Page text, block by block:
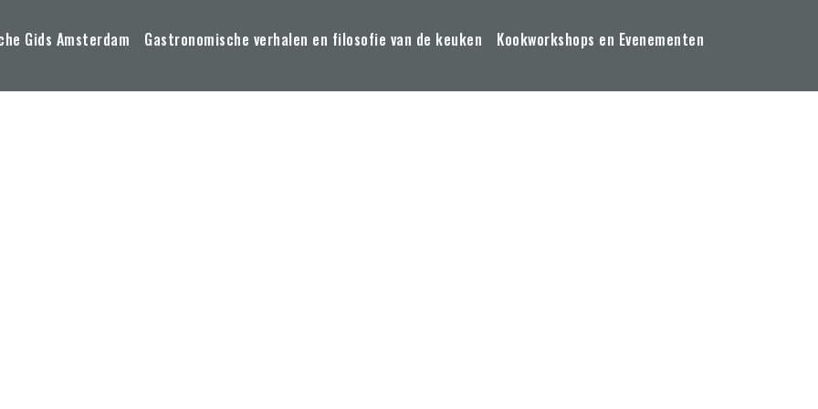
Gids Amsterdam Gastronomische verhalen en filosofie van de keuken Kookworkshops en Evenementen